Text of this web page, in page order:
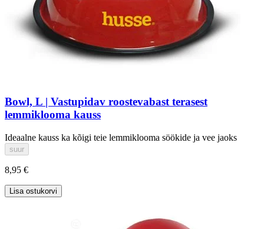
Bowl, L | Vastupidav roostevabast terasest
lemmiklooma kauss
Ideaalne kauss ka kõigi teie lemmiklooma söökide ja vee jaoks
suur
8,95 €
Lisa ostukorvi